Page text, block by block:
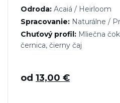
Odroda: Acaiá / Heirloom
Spracovanie: Naturálne /
Chuťový profil: Mliečna
černica, čierny čaj
od 13,00 €